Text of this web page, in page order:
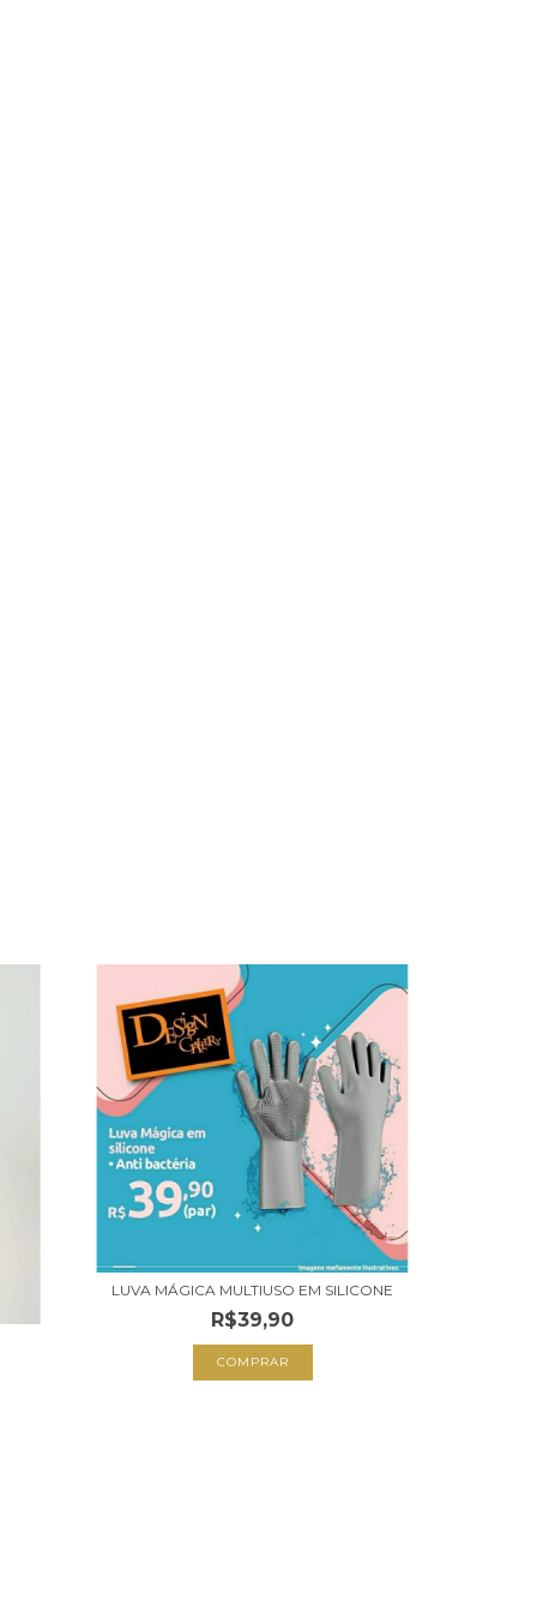
LUVA MÁGICA MULTIUSO EM SILICONE
R$39,90
COMPRAR